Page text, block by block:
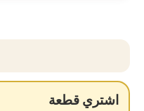
اشتري قطعة